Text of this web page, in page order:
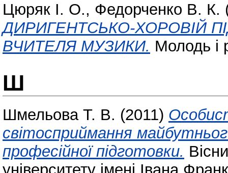
Цюряк І. О., Федорченко В. К.
ДИРИГЕНТСЬКО-ХОРОВІЙ
ВЧИТЕЛЯ МУЗИКИ. Молодь
Ш
Шмельова Т. В. (2011)
світосприймання
професійної підготовки.